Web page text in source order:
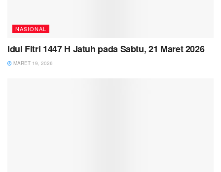
NASIONAL
Idul Fitri 1447 H Jatuh pada Sabtu, 21 Maret 2026
MARET 19, 2026